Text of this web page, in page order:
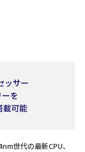
ッサー
を
載可能
世代の最新CPU、